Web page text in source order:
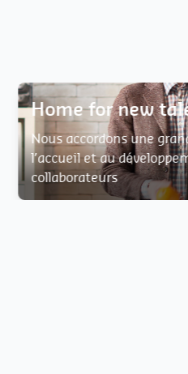
Home for new
Nous accordons une
l’accueil et au
collaborateurs